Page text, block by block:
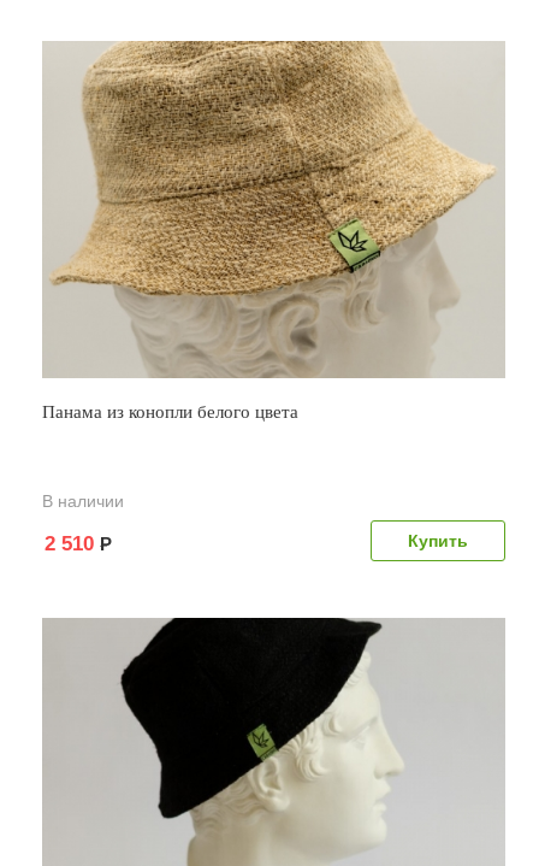
Панама из конопли белого цвета
В наличии
2 510 Р